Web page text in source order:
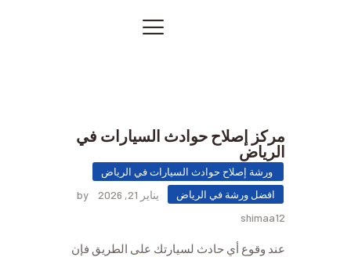
المقالات
PRIVACY POLICY
مركز إصلاح حوادث السيارات في
الرياض
ورشة إصلاح حوادث السيارات في الرياض
افضل ورشة في الرياض
يناير 21, 2026
by
shimaa12
عند وقوع أي حادث لسيارتك على الطريق فإن